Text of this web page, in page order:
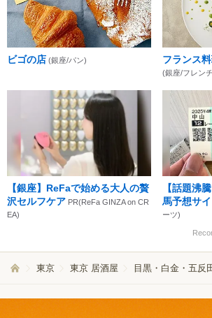
ビゴの店 (銀座/パン) フランス
(銀座/フレン
【銀座】ReFaで始める大人の贅
沢セルフケア PR(ReFa GINZA on CR
EA)
【話題沸
馬予想サ
ーツ)
東京 東京 居酒屋 目黒・白金・五反